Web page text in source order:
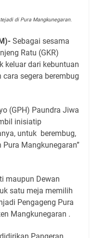
di Pura Mangkunegaran.
Sebagai sesama
Ratu (GKR)
keluar dari kebuntuan
segera berembug
(GPH) Paundra Jiwa
inisiatip
untuk berembug,
Mangkunegaran”
maupun Dewan
satu meja memilih
Pengageng Pura
Mangkunegaran .